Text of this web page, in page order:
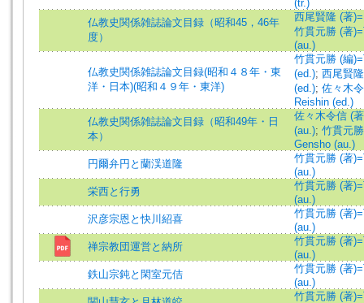
(tr.)
仏教史関係雑誌論文目録（昭和45，46年
度）
西尾賢隆 (著
竹貫元勝 (著
(au.)
仏教史関係雑誌論文目録(昭和４８年・東
洋・日本)(昭和４９年・東洋)
竹貫元勝 (編
(ed.); 西尾賢
(ed.); 佐々木
Reishin (ed.)
仏教史関係雑誌論文目録（昭和49年・日
本）
佐々木令信 (
(au.); 竹貫元
Gensho (au.)
円爾弁円と蘭渓道隆
竹貫元勝 (著
(au.)
栄西と行勇
竹貫元勝 (著
(au.)
沢彦宗恩と快川紹喜
竹貫元勝 (著
(au.)
禅宗教団運営と納所
竹貫元勝 (著
(au.)
鉄山宗鈍と閑室元佶
竹貫元勝 (著
(au.)
竹貫元勝 (著